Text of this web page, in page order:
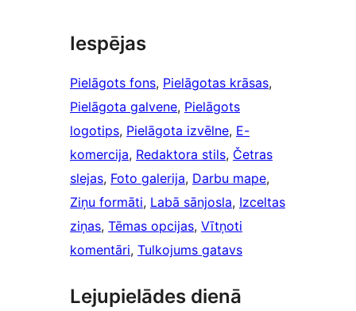
Iespējas
Pielāgots fons, Pielāgotas krāsas
Pielāgota galvene, Pielāgots
logotips, Pielāgota izvēlne, E-
komercija, Redaktora stils, Četras
slejas, Foto galerija, Darbu mape
Ziņu formāti, Labā sānjosla, Izceltas
ziņas, Tēmas opcijas, Vītņoti
komentāri, Tulkojums gatavs
Lejupielādes dienā